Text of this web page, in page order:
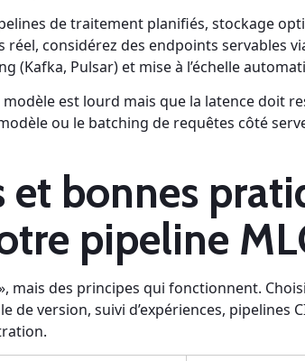
de traitement planifiés, stockage
considérez des endpoints servables
(Kafka, Pulsar) et mise à l’échelle
est lourd mais que la latence doit
ou le batching de requêtes côté
et bonnes
pipeline
mais des principes qui fonctionnent.
de version, suivi d’expériences, pipelines